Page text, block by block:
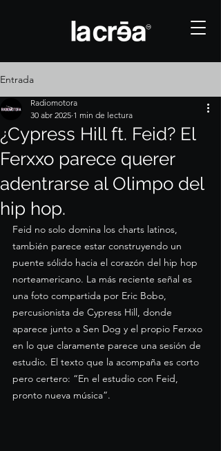
Entrada
¿Cypress Hill ft. Feid? El
Ferxxo parece querer
adentrarse al Olimpo del
hip hop.
Radiomotora
30 abr 2025 1 min de lectura
Feid no solo domina los charts latinos,
también parece estar construyendo un
puente sólido hacia el corazón del hip hop
norteamericano. La más reciente señal es
una foto compartida por Eric Bobo,
percusionista de Cypress Hill, donde
aparece junto a Sen Dog y el propio Ferxxo
en lo que claramente parece una sesión de
estudio. El texto que la acompaña es corto
pero certero: “En el estudio con Feid,
pronto nueva música”.